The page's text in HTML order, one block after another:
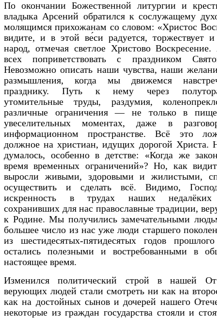
По окончании Божественной литургии и
владыка Арсений обратился к сослужащему
молящимся прихожанам со словом: «Христос
видите, и в этой ве́си радуется, торжествует и
народ, отмечая светлое Христово
всех поприветствовать с праздником
Невозможно описать наши чувства, наши
размышления, когда мы движемся
празднику. Путь к нему через
утомительные труды, раздумия,
различные ограничения — не только в
увеселительных моментах, даже в
информационном пространстве. Всё это
должное на христиан, идущих дорогой Христа.
думалось, особенно в детстве: «Когда же
время временных ограничений»? Но, как
выросли живыми, здоровыми и жилистыми,
осуществить и сделать всё. Видимо,
искренность в трудах наших недалёких
сохранивших для нас православные традиции,
к Родине. Мы получились замечательными
большее число из нас уже люди старшего
из шестидесятых-пятидесятых годов
остались полезными и востребованными в
настоящее время.
Изменился политический строй в нашей
верующих людей стали смотреть ни как на
как на достойных сынов и дочерей нашего
некоторые из граждан государства стояли и